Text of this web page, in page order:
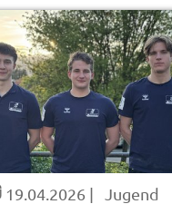
19.04.2026 |
Jugend